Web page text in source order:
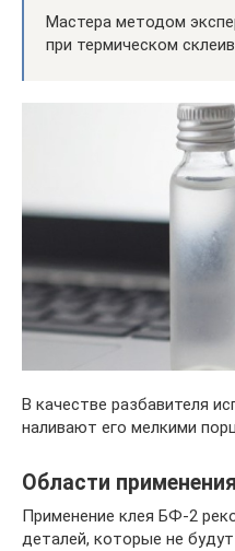
Мастера методом
при термическом
В качестве разбавителя
наливают его мелкими
Области применения
Применение клея БФ-2
деталей, которые не